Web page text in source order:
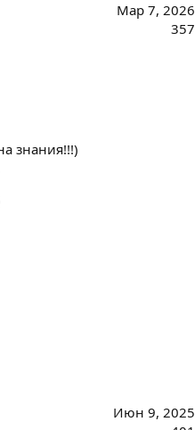
Мар 7, 2026
357
знания!!!)
Июн 9, 2025